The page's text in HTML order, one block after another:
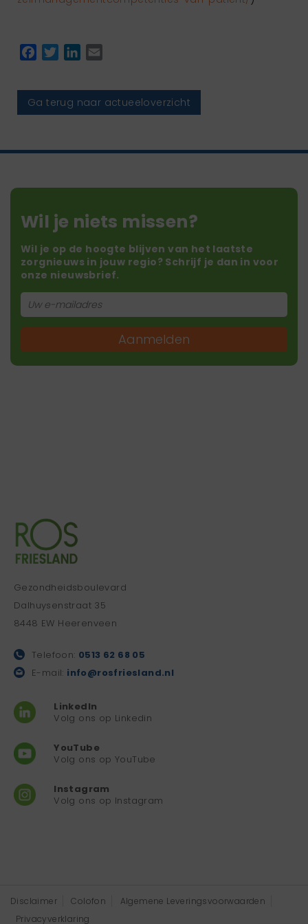
Facebook
TwitterLinkedIn
Ga terug naar actueeloverzicht
Wil je niets missen?
Wil je op de hoogte blijven van het laatste
zorgnieuws in jouw regio? Schrijf je dan in voor
onze nieuwsbrief.
Aanmelden
Gezondheidsboulevard
Dalhuysenstraat 35
8448 EW Heerenveen
Telefoon: 0513 62 68 05
E-mail: info@rosfriesland.nl
LinkedIn
Volg ons op Linkedin
YouTube
Volg ons op YouTube
Instagram
Volg ons op Instagram
Disclaimer Colofon
Algemene Leveringsvoorwaarden
Privacyverklaring